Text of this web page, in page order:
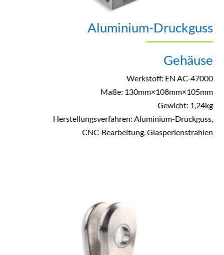
Aluminium-Druckguss
Gehäuse
Werkstoff: EN AC-47000
Maße: 130mm×108mm×105mm
Gewicht: 1,24kg
Herstellungsverfahren: Aluminium-Druckguss,
CNC-Bearbeitung, Glasperlenstrahlen